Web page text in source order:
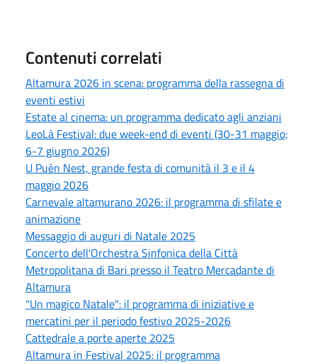
Contenuti correlati
Altamura 2026 in scena: programma della rassegna di
eventi estivi
Estate al cinema: un programma dedicato agli anziani
LeoLà Festival: due week-end di eventi (30-31 maggio;
6-7 giugno 2026)
U Puèn Nest, grande festa di comunità il 3 e il 4
maggio 2026
Carnevale altamurano 2026: il programma di sfilate e
animazione
Messaggio di auguri di Natale 2025
Concerto dell'Orchestra Sinfonica della Città
Metropolitana di Bari presso il Teatro Mercadante di
Altamura
"Un magico Natale": il programma di iniziative e
mercatini per il periodo festivo 2025-2026
Cattedrale a porte aperte 2025
Altamura in Festival 2025: il programma